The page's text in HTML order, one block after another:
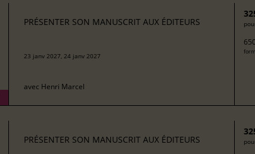
PRÉSENTER SON MANUSCRIT AUX ÉDITEURS
23 janv 2027, 24 janv 2027
avec Henri Marcel
PRÉSENTER SON MANUSCRIT AUX ÉDITEURS